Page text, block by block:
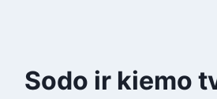
Sodo ir kiemo